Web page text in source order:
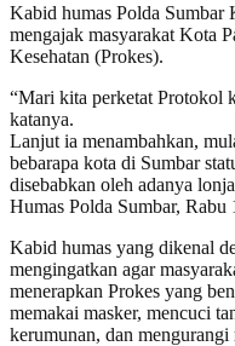
Kabid humas Polda Sumbar
mengajak masyarakat Kota
Kesehatan (Prokes).
“Mari kita perketat Protokol
katanya.
Lanjut ia menambahkan,
bebarapa kota di Sumbar
disebabkan oleh adanya
Humas Polda Sumbar, Rabu
Kabid humas yang dikenal
mengingatkan agar
menerapkan Prokes yang
memakai masker, mencuci
kerumunan, dan mengurangi